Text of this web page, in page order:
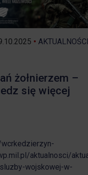
• AKTUALNOŚCI
żołnierzem –
się więcej
wcrkedzierzyn-
aktualnosci/
sluzby-wojskowej-w-
nad zwierzętami
JAZDY